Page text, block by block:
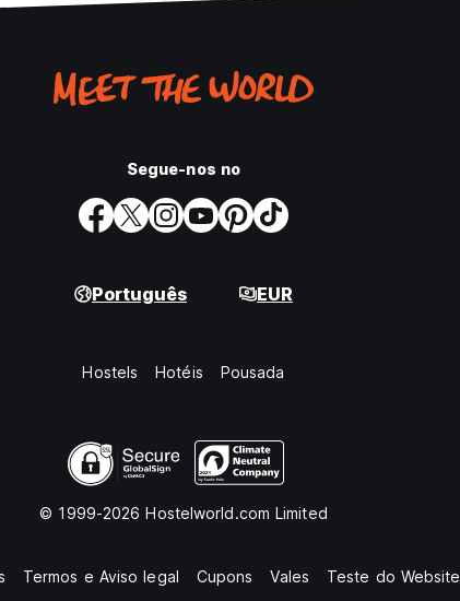
Segue-nos no
Português EUR
Hostels Hotéis Pousada
© 1999-2026 Hostelworld.com Limited
Termos e Aviso legal Cupons Vales Teste do Website